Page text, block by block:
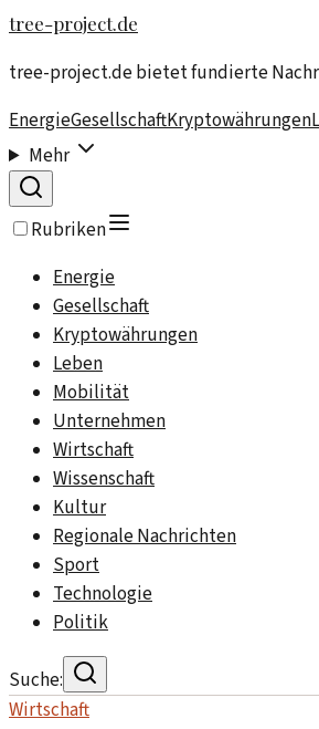
tree-project.de
tree-project.de bietet fundierte
EnergieGesellschaftKryptowährungen
Mehr
Rubriken
Energie
Gesellschaft
Kryptowährungen
Leben
Mobilität
Unternehmen
Wirtschaft
Wissenschaft
Kultur
Regionale Nachrichten
Sport
Technologie
Politik
Suche:
Wirtschaft